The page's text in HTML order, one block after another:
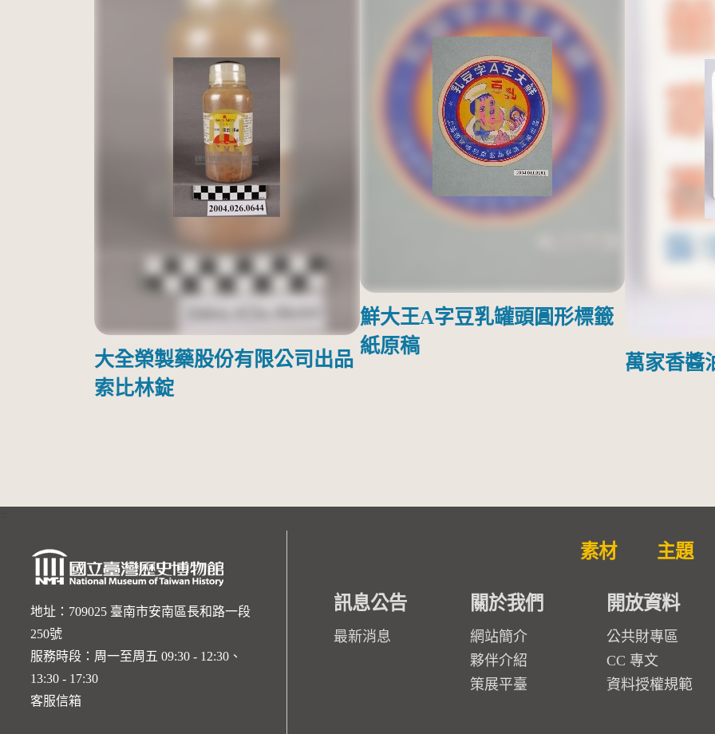
大全榮製藥股份有限公司出品
索比林錠
鮮大王A字豆乳罐頭圓形標籤
紙原稿
萬家香醬
地址：709025 臺南市安南區長和路一段
250號
服務時段：周一至周五 09:30 - 12:30、
13:30 - 17:30
客服信箱
素材 主題
訊息公告
最新消息
關於我們
網站簡介
夥伴介紹
策展平臺
開放資料
公共財專區
CC 專文
資料授權規範